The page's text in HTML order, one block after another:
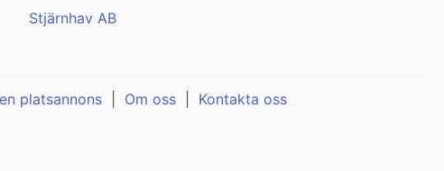
Stjärnhav AB
platsannons Om oss Kontakta oss